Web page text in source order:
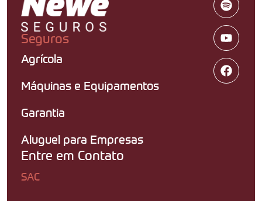
Seguros
Agrícola
Máquinas e Equipamentos
Garantia
Aluguel para Empresas
Entre em Contato
SAC